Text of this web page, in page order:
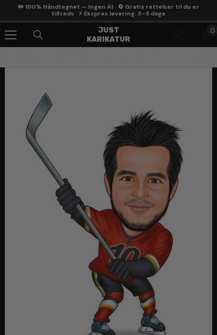
Gå Til Indhold
✏️ 100% Håndtegnet — Ingen AI · 🔄 Gratis rettelser til du er
tilfreds · ⚡ Ekspres levering: 3–5 dage
JUST
KARIKATUR
0
0